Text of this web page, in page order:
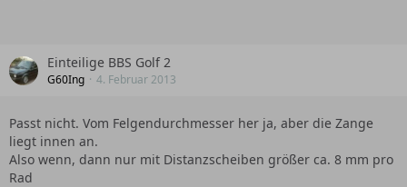
Einteilige BBS Golf 2
G60Ing 4. Februar 2013
Passt nicht. Vom Felgendurchmesser her ja, aber die Zange
liegt innen an.
Also wenn, dann nur mit Distanzscheiben größer ca. 8 mm pro
Rad